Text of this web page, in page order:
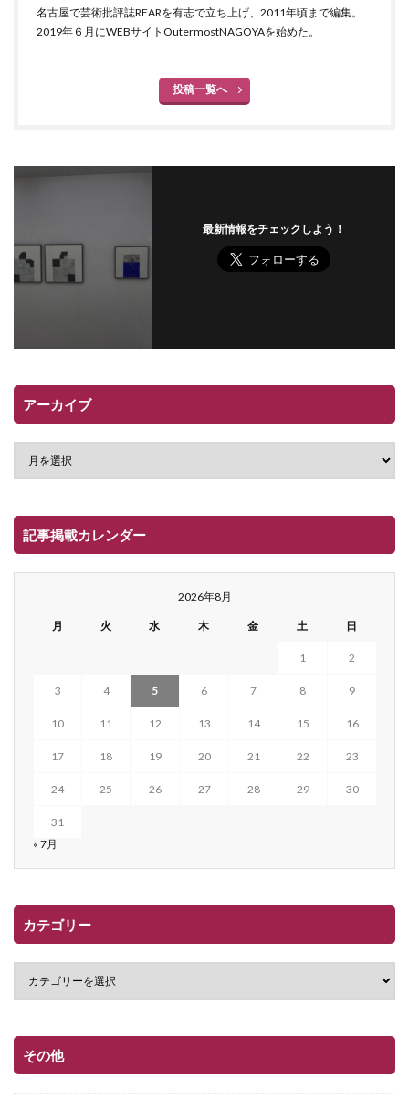
名古屋で芸術批評誌REARを有志で立ち上げ、2011年頃まで編集。
2019年６月にWEBサイトOutermostNAGOYAを始めた。
投稿一覧へ
最新情報をチェックしよう！
アーカイブ
記事掲載カレンダー
2026年8月
月 火 水 木 金 土 日
1 2
3 4 5 6 7 8 9
10 11 12 13 14 15 16
17 18 19 20 21 22 23
24 25 26 27 28 29 30
31
« 7月
カテゴリー
その他